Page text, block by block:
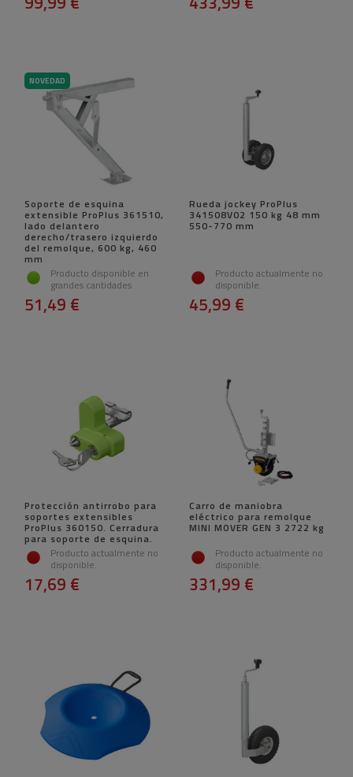
NOVEDAD
Soporte de esquina
extensible ProPlus 361510,
lado delantero
derecho/trasero izquierdo
del remolque, 600 kg, 460
mm
Producto disponible en
grandes cantidades
51,49 €
Rueda jockey ProPlus
341508V02 150 kg 48 mm
550-770 mm
Producto actualmente no
disponible.
45,99 €
Protección antirrobo para
soportes extensibles
ProPlus 360150. Cerradura
para soporte de esquina.
Producto actualmente no
disponible.
17,69 €
Carro de maniobra
eléctrico para remolque
MINI MOVER GEN 3 2722 kg
Producto actualmente no
disponible.
331,99 €